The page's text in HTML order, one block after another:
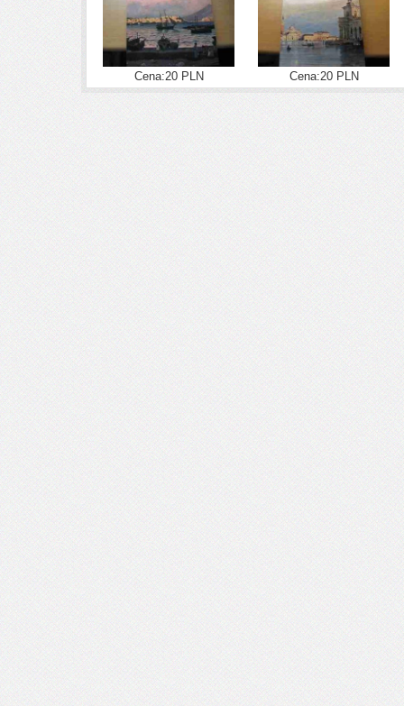
Cena:20 PLN Cena:20 PLN